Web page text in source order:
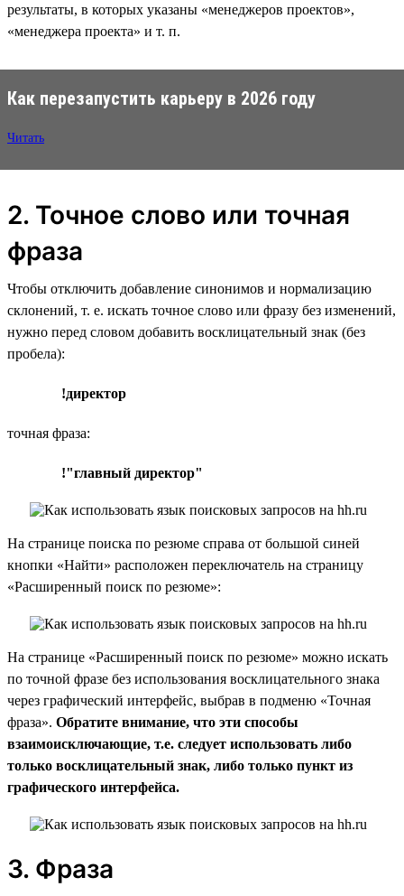
результаты, в которых указаны «менеджеров проектов»,
«менеджера проекта» и т. п.
Как перезапустить карьеру в 2026 году
Читать
2. Точное слово или точная
фраза
Чтобы отключить добавление синонимов и нормализацию
склонений, т. е. искать точное слово или фразу без изменений,
нужно перед словом добавить восклицательный знак (без
пробела):
!директор
точная фраза:
!"главный директор"
На странице поиска по резюме справа от большой синей
кнопки «Найти» расположен переключатель на страницу
«Расширенный поиск по резюме»:
На странице «Расширенный поиск по резюме» можно искать
по точной фразе без использования восклицательного знака
через графический интерфейс, выбрав в подменю «Точная
фраза». Обратите внимание, что эти способы
взаимоисключающие, т.е. следует использовать либо
только восклицательный знак, либо только пункт из
графического интерфейса.
3. Фраза